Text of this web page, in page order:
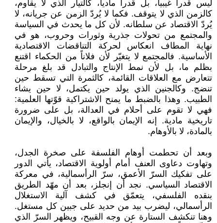
ليس قدراً غيبياً، بل قدراً مادياً، كالتيار الذي لا يقاوم،
كالزمن الذي لا يتوقف. فكما لا يُردّ الزمن عن جريانه، لا
يُردّ الاقتصاد عن سلطانه. لأن كل ما يحدث في السياسة
والمجتمع من تحولات جذرية وثورات وحروب، هو في
نهاية المطاف انعكاس لحركة التناقضات الاقتصادية
الأساسية. فالمجتمع لا يتغيّر لأن فلاناً من الحكماء اقتنع
بظلم ما، بل لأن نمط الإنتاج والتبادل قد بلغ مرحلة
تتعارض مع العلاقات القائمة، كالثمرة التي تسقط حين
تنضج. وكالجنين الذي يولد حين يكتمل، لا حين يشاء
الطبيب. وهذا بالضبط ما يمنح الاشتراكية قوّتها العلمية:
فهي لا تقوم على أحلام في العدالة، بل على ضرورة
تاريخية مادية. إنه الإيمان بالواقع، لا بالخيال، والإيمان
بالمادة، لا بالأوهام.
وبعد أن تحطمت أوهام الفلسفة على صخرة الجدل،
وتهاوت دعاوى العنف أمام أولوية الاقتصاد، يأتي الدور
على تفكيك السرّ الأعمق، سرّ الرأسمالية، في معركة
الاقتصاد السياسي. نجد أن إنجلز، بعد أن مهّد الطريق
بنقده الفلسفي، يتعمّق في كشف آلية الاستغلال
الرأسمالي، ليضرب بيد من حديد على جبين كل مستغل.
وهنا تنكشف الستارة عن وجه القبيح، ويظهر السرّ الذي